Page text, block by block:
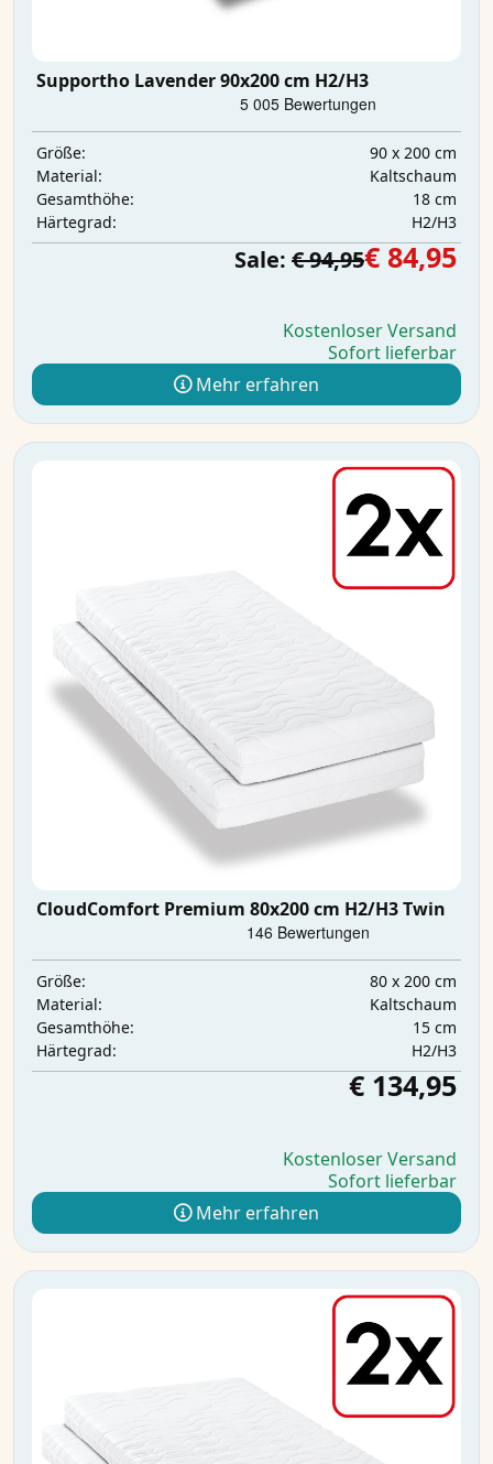
Supportho Lavender 90x200 cm H2/H3
Größe:
90 x 200 cm
Material:
Kaltschaum
Gesamthöhe:
18 cm
Härtegrad:
H2/H3
Sale: € 94,95€ 84,95
Kostenloser Versand
Sofort lieferbar
Mehr erfahren
CloudComfort Premium 80x200 cm H2/H3 Twin
Größe:
80 x 200 cm
Material:
Kaltschaum
Gesamthöhe:
15 cm
Härtegrad:
H2/H3
€ 134,95
Kostenloser Versand
Sofort lieferbar
Mehr erfahren